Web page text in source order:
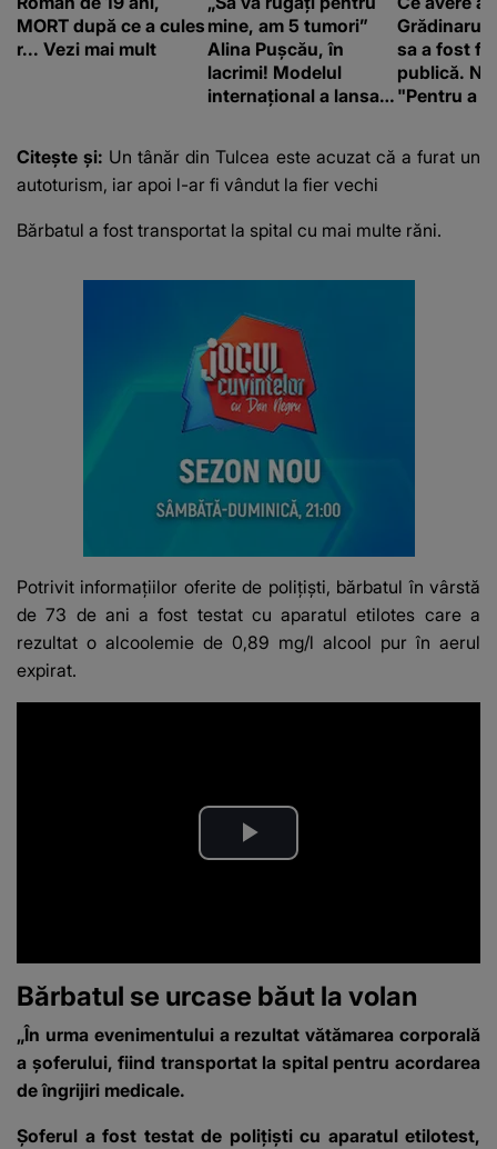
MORT după ce a cules
r... Vezi mai mult
mine, am 5 tumori”
Alina Pușcău, în
lacrimi! Modelul
internațional a lansat
o boală gravă
Grădinaru.
sa a fost
publică.
"Pentru a
Citește și: Un tânăr din Tulcea este acuzat că a furat un
autoturism, iar apoi l-ar fi vândut la fier vechi
Bărbatul a fost transportat la spital cu mai multe răni.
Potrivit informațiilor oferite de polițiști, bărbatul în vârstă
de 73 de ani a fost testat cu aparatul etilotes care a
rezultat o alcoolemie de 0,89 mg/l alcool pur în aerul
expirat.
Play
Bărbatul se urcase băut la volan
„În urma evenimentului a rezultat vătămarea corporală
a șoferului, fiind transportat la spital pentru acordarea
de îngrijiri medicale.
Șoferul a fost testat de polițiști cu aparatul etilotest,